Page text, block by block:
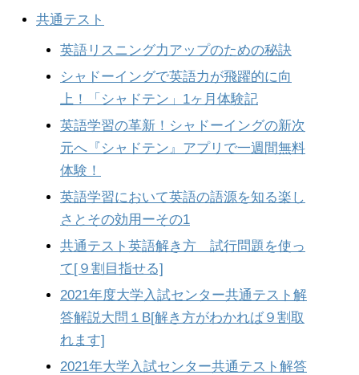
共通テスト
英語リスニング力アップのための秘訣
シャドーイングで英語力が飛躍的に向
上！「シャドテン」1ヶ月体験記
英語学習の革新！シャドーイングの新次
元へ『シャドテン』アプリで一週間無料
体験！
英語学習において英語の語源を知る楽し
さとその効用ーその1
共通テスト英語解き方 試行問題を使っ
て[９割目指せる]
2021年度大学入試センター共通テスト解
答解説大問１B[解き方がわかれば９割取
れます]
2021年大学入試センター共通テスト解答